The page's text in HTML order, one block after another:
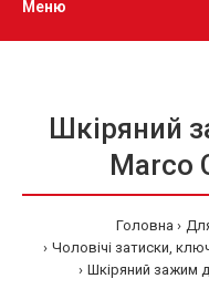
Меню
Шкіряний
Marco
Головна
Чоловічі затиски,
Шкіряний зажим